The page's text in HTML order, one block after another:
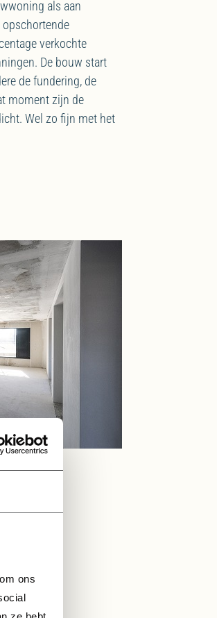
ons
als aan
opschortende
verkochte
De bouw start
de fundering, de
moment zijn de
Wel zo fijn met het